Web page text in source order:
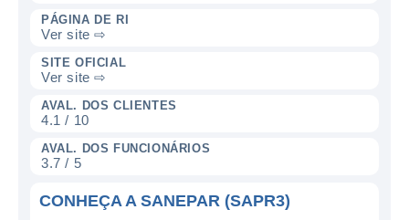
PÁGINA DE RI
Ver site ⇨
SITE OFICIAL
Ver site ⇨
AVAL. DOS CLIENTES
4.1 / 10
AVAL. DOS FUNCIONÁRIOS
3.7 / 5
CONHEÇA A SANEPAR (SAPR3)